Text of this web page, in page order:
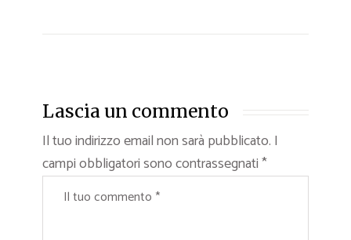
Lascia un commento
Il tuo indirizzo email non sarà pubblicato. I
campi obbligatori sono contrassegnati*